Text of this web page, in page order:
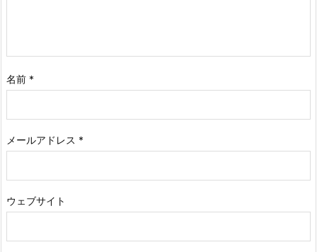
名前 *
メールアドレス *
ウェブサイト